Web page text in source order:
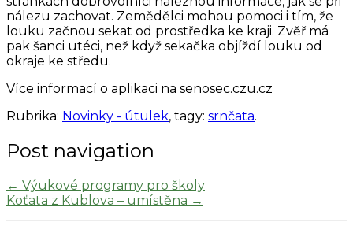
nálezu zachovat. Zemědělci mohou pomoci i tím, že
louku začnou sekat od prostředka ke kraji. Zvěř má
pak šanci utéci, než když sekačka objíždí louku od
okraje ke středu.
Více informací o aplikaci na senosec.czu.cz
Rubrika: Novinky - útulek, tagy: srnčata.
Post navigation
← Výukové programy pro školy
Koťata z Kublova – umístěna →